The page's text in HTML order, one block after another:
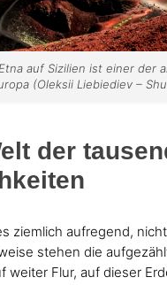
auf Sizilien ist einer der
(Oleksii Liebiediev –
der
ziemlich aufregend,
stehen die
weiter Flur, auf dieser